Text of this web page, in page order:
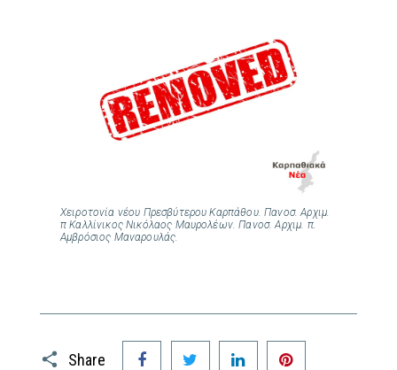
Χειροτονία νέου Πρεσβύτερου Καρπάθου. Πανοσ. Αρχιμ.
π Καλλίνικος Νικόλαος Μαυρολέων. Πανοσ. Αρχιμ. π.
Αμβρόσιος Μαναρουλάς.
Share
Facebook Twitter LinkedIn